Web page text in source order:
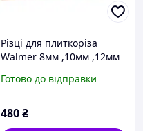
Різці для плиткоріза
Walmer 8мм ,10мм ,12мм
Готово до відправки
480₴